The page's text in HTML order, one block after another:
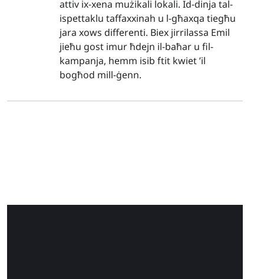
attiv ix-xena mużikali lokali. Id-dinja tal-
ispettaklu taffaxxinah u l-għaxqa tiegħu
jara xows differenti. Biex jirrilassa Emil
jieħu gost imur ħdejn il-baħar u fil-
kampanja, hemm isib ftit kwiet ’il
bogħod mill-ġenn.